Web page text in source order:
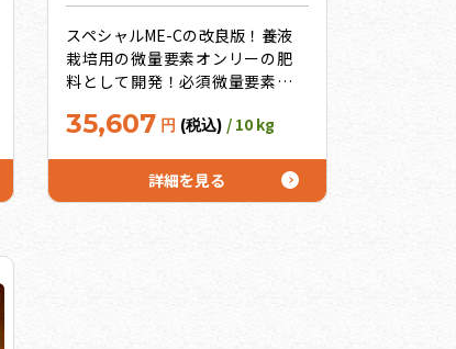
スペシャルME-Cの改良版！養液
栽培用の微量要素オンリーの肥
料として開発！必須微量要素を
いEDTA仕様。土耕栽培の追肥に
35,607 円 (税込) / 10 kg
詳細を見る